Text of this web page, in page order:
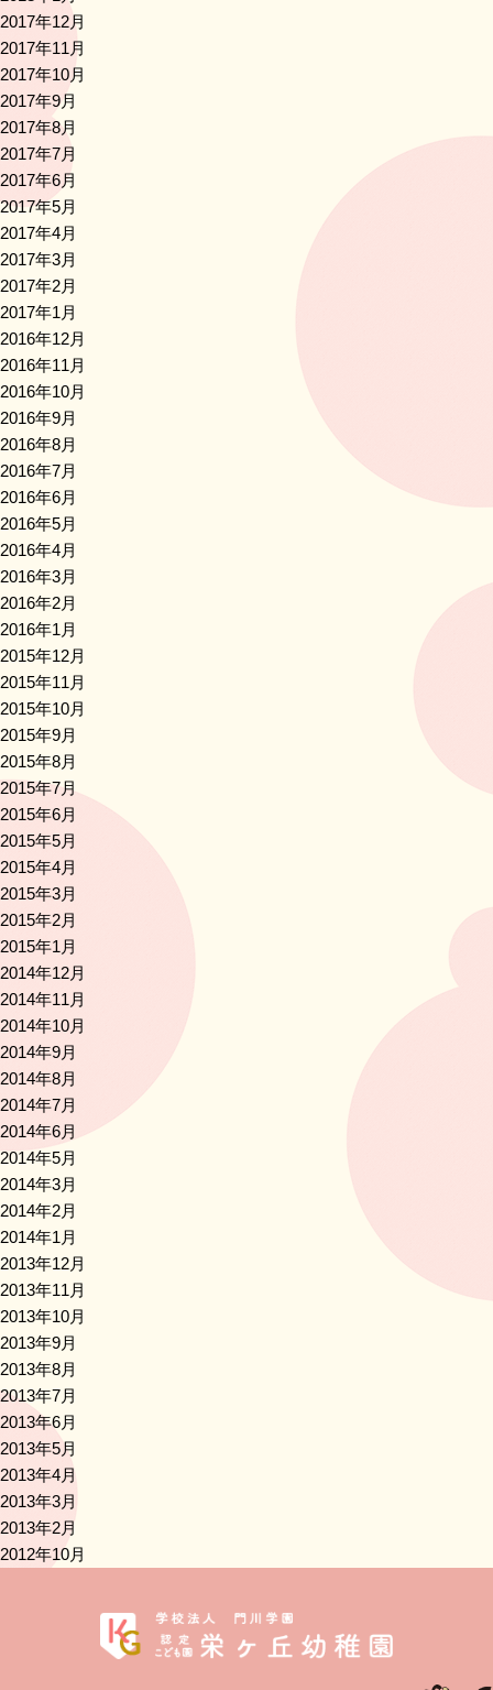
2017年12月
2017年11月
2017年10月
2017年9月
2017年8月
2017年7月
2017年6月
2017年5月
2017年4月
2017年3月
2017年2月
2017年1月
2016年12月
2016年11月
2016年10月
2016年9月
2016年8月
2016年7月
2016年6月
2016年5月
2016年4月
2016年3月
2016年2月
2016年1月
2015年12月
2015年11月
2015年10月
2015年9月
2015年8月
2015年7月
2015年6月
2015年5月
2015年4月
2015年3月
2015年2月
2015年1月
2014年12月
2014年11月
2014年10月
2014年9月
2014年8月
2014年7月
2014年6月
2014年5月
2014年3月
2014年2月
2014年1月
2013年12月
2013年11月
2013年10月
2013年9月
2013年8月
2013年7月
2013年6月
2013年5月
2013年4月
2013年3月
2013年2月
2012年10月